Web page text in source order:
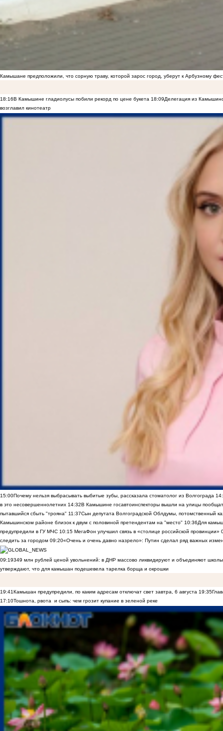
Камышане предположили, что сорную траву, которой зарос город, уберут к Арбузному
18:16В Камышине гладиолусы побили рекорд по цене букета 18:09Делегация из
возглавил кинотеатр
15:00Почему нельзя выбрасывать выбитые зубы, рассказала стоматолог из Волгограда
в это несовершеннолетних 14:32В Камышине госавтоинспекторы вышли на улицы
пытавшийся сбыть "трояна" 11:37Сын депутата Волгоградской Облдумы, потомственный
Камышинском районе близок к двум с половиной претендентам на "место" 10:36Для
предупредили в ГУ МЧС 10:15 МегаФон улучшил связь в «столице российской провинции»
следить за городом 09:20«Очень и очень давно назрело»: Путин сделал ряд важных
09:19349 млн рублей ценой увольнений: в ДНР массово ликвидируют и объединяют
утверждают, что для камышан подешевела тарелка борща и окрошки
19:41Камышан предупредили, по каким адресам отключат свет завтра, 6 августа 19:35
17:10Тошнота, рвота и сыпь: чем грозит купание в зеленой реке